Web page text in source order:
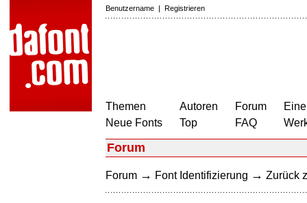
Benutzername | Registrieren
Themen
Neue Fonts
Autoren
Top
Forum
FAQ
Forum
Forum → Font Identifizierung → Zurück